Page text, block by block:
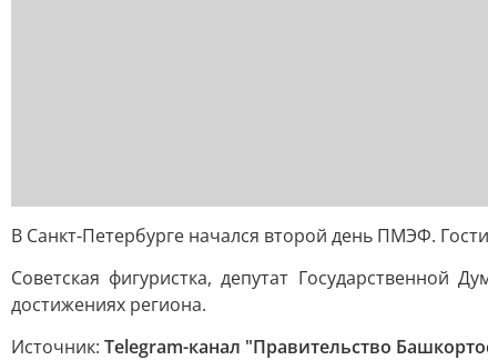
В Санкт-Петербурге начался второй день ПМЭФ.
Советская фигуристка, депутат
достижениях региона.
Источник: Telegram-канал "Правительство